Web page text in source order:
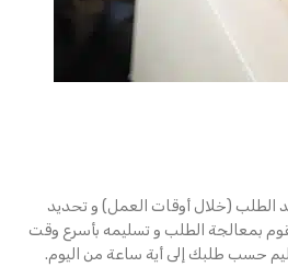
الطلب (خلال أوقات العمل) و تحديد
بمعالجة الطلب و تسليمه بأسرع وقت
حسب طلبك إلى أية ساعة من اليوم.